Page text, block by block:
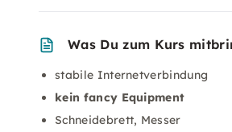
Was Du zum Kurs
stabile Internetverbindung
kein fancy Equipment
Schneidebrett, Messer